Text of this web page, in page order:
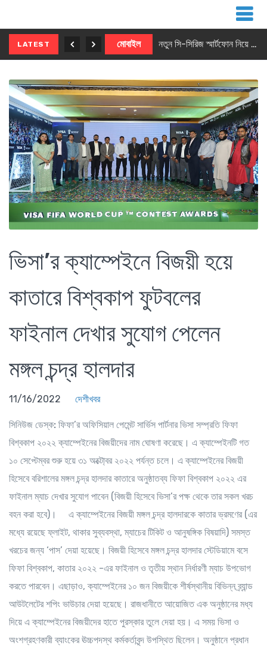
LATEST মোবাইল নতুন সি-সিরিজ স্মার্টফোন নিয়ে আসছে রিয়েলমি
ভিসা’র ক্যাম্পেইনে বিজয়ী হয়ে
কাতারে বিশ্বকাপ ফুটবলের
ফাইনাল দেখার সুযোগ পেলেন
মঙ্গল চন্দ্র হালদার
11/16/2022 দেশীখবর
সিনিউজ ডেস্ক: ফিফা’র অফিসিয়াল পেমেন্ট সার্ভিস পার্টনার ভিসা সম্প্রতি ফিফা
বিশ্বকাপ ২০২২ ক্যাম্পেইনের বিজয়ীদের নাম ঘোষণা করেছে। এ ক্যাম্পেইনটি গত
১০ সেপ্টেম্বর শুরু হয়ে ৩১ অক্টো্বর ২০২২ পর্যন্ত চলে। এ ক্যাম্পেইনের বিজয়ী
হিসেবে বরিশালের মঙ্গল চন্দ্র হালদার কাতারে অনুষ্ঠাতব্য ফিফা বিশ্বকাপ ২০২২ এর
ফাইনাল ম্যাচ দেখার সুযোগ পাবেন (বিজয়ী হিসেবে ভিসা’র পক্ষ থেকে তার সকল খরচ
বহন করা হবে)।
এ ক্যাম্পেইনের বিজয়ী মঙ্গল চন্দ্র হালদারকে কাতার ভ্রমণের (এর
মধ্যে রয়েছে ফ্লাইট, থাকার সুব্যবস্থা, ম্যাচের টিকিট ও আনুষঙ্গিক বিষয়াদি) সমস্ত
খরচের জন্য ‘পাস’ দেয়া হয়েছে। বিজয়ী হিসেবে মঙ্গল চন্দ্র হালদার স্টেডিয়ামে বসে
ফিফা বিশ্বকাপ, কাতার ২০২২ -এর ফাইনাল ও তৃতীয় স্থান নির্ধারণী ম্যাচ উপভোগ
করতে পারবেন। এছাড়াও, ক্যাম্পেইনের ১০ জন বিজয়ীকে শীর্ষস্থানীয় বিভিন্ন ব্র্যান্ড
আউটলেটের শপিং ভাউচার দেয়া হয়েছে। রাজধানীতে আয়োজিত এক অনুষ্ঠানের মধ্য
দিয়ে এ ক্যাম্পেইনের বিজয়ীদের হাতে পুরস্কার তুলে দেয়া হয়। এ সময় ভিসা ও
অংশগ্রহণকারী ব্যাংকের ঊচ্চপদস্থ কর্মকর্তাবৃন্দ উপস্থিত ছিলেন। অনুষ্ঠানে প্রধান